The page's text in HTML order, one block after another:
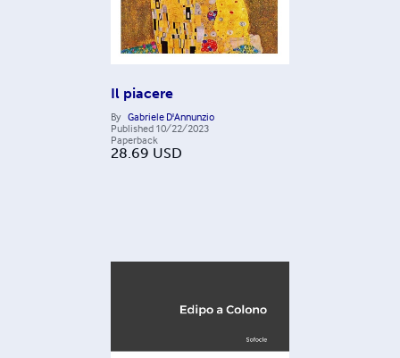
Il piacere
By Gabriele D'Annunzio
Published 10/22/2023
Paperback
28.69 USD